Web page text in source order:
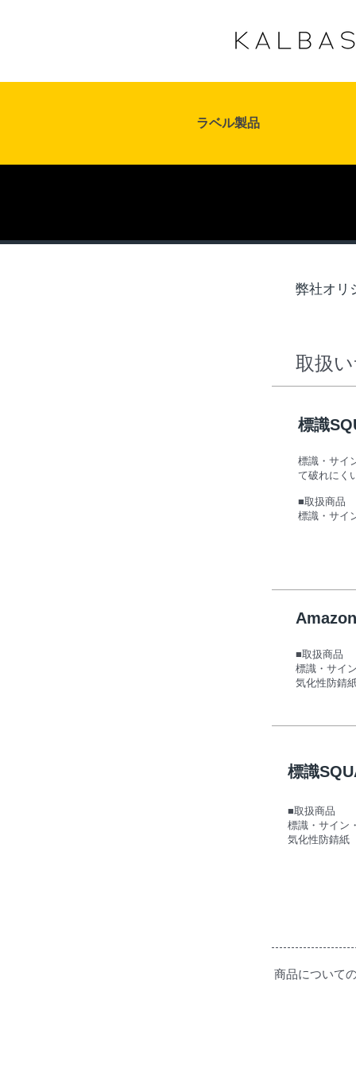
ラベル製品
弊社オリ
取扱
標識
標識・サイ
て破れにく
■取扱商品
標識・サイ
Amazon
■取扱商品
標識・サイ
気化性防錆
標識
■取扱商品
標識・サイン
気化性防錆
商品について